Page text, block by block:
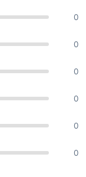
0
0
0
0
0
0